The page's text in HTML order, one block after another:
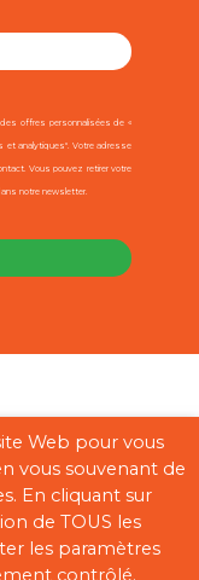
des offres personnalisées de «
et analytiques". Votre adresse
Vous pouvez retirer votre
notre newsletter.
Plan du site
Web pour vous
vous souvenant de
En cliquant sur
de TOUS les
les paramètres
contrôlé.